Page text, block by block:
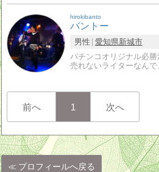
hirokibanto
バントー
男性 愛知県新城市
パチンコオリジナル必勝
売れないライターなん
前へ 1 次へ
プロフィールへ戻る